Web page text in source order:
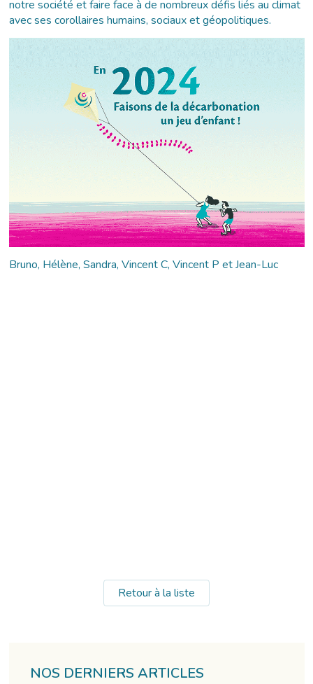
notre société et faire face à de nombreux défis liés au climat
avec ses corollaires humains, sociaux et géopolitiques.
Bruno, Hélène, Sandra, Vincent C, Vincent P et Jean-Luc
Retour à la liste
NOS DERNIERS ARTICLES